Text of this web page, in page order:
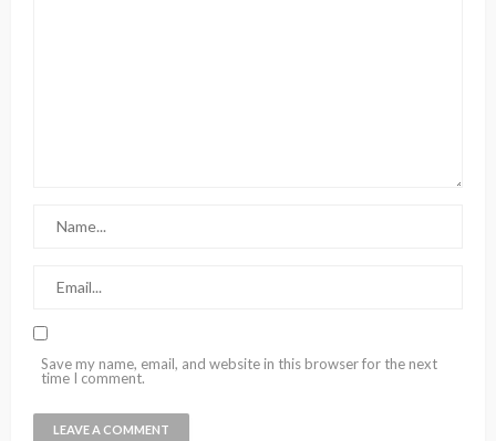
Save my name, email, and website in this browser for the next
time I comment.